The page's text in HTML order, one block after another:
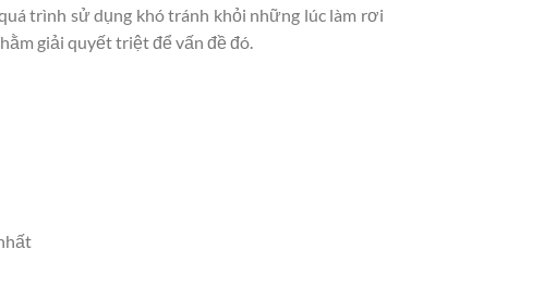
trình sử dụng khó tránh khỏi những lúc làm rơi
giải quyết triệt để vấn đề đó.